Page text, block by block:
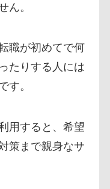
ん。
職が初めてで何
たりする人には
す。
用すると、希望
策まで親身なサ